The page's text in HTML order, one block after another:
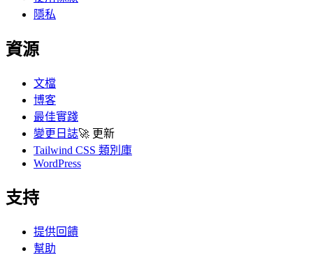
隱私
資源
文檔
博客
最佳實踐
變更日誌🚀 更新
Tailwind CSS 類別庫
WordPress
支持
提供回饋
幫助